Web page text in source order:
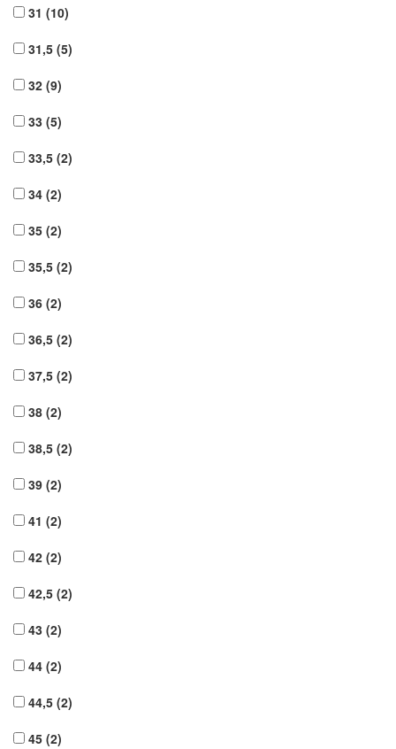
31 (10)
31,5 (5)
32 (9)
33 (5)
33,5 (2)
34 (2)
35 (2)
35,5 (2)
36 (2)
36,5 (2)
37,5 (2)
38 (2)
38,5 (2)
39 (2)
41 (2)
42 (2)
42,5 (2)
43 (2)
44 (2)
44,5 (2)
45 (2)